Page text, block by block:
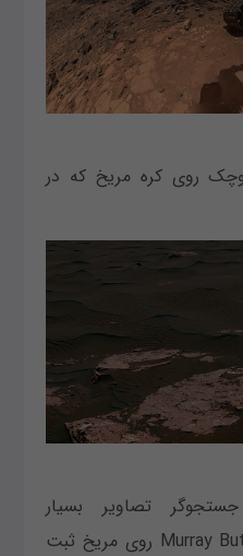
روی کره مریخ که در
سال 2016، جستجوگر تصاویر بسیار
شگفت‌انگیزی از منطقه Murray Buttes روی مریخ ثبت